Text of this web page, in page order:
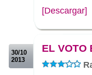
[Descargar]
30/10
2013
EL VOTO